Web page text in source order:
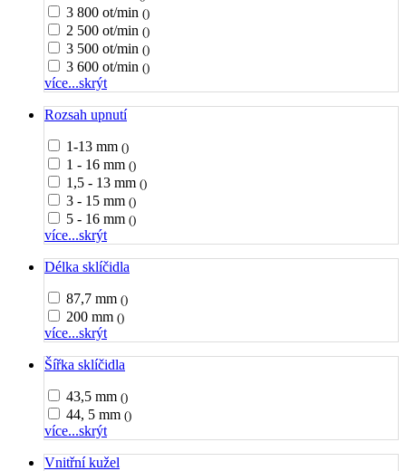
3 800 ot/min ()
2 500 ot/min ()
3 500 ot/min ()
3 600 ot/min ()
více...skrýt
Rozsah upnutí
1-13 mm ()
1 - 16 mm ()
1,5 - 13 mm ()
3 - 15 mm ()
5 - 16 mm ()
více...skrýt
Délka sklíčidla
87,7 mm ()
200 mm ()
více...skrýt
Šířka sklíčidla
43,5 mm ()
44, 5 mm ()
více...skrýt
Vnitřní kužel